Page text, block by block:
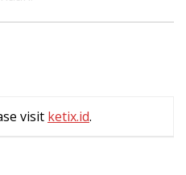
visit ketix.id.